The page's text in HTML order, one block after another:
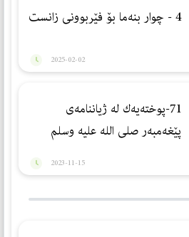
4 - چوار بنەما بۆ فێربوونی زانست
2025-02-02
71-پوختەیەك لە ژیاننامەی
پێغەمبەر صلی الله علیه وسلم
2023-11-15